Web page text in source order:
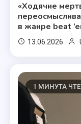
«Ходячие
в жанре beat
13.06.2026
1 МИНУТА